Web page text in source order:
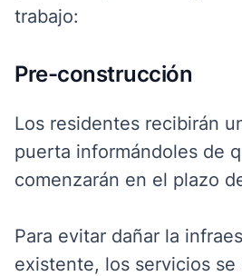
trabajo:
Pre-construcción
Los residentes recibirán
puerta informándoles de
comenzarán en el plazo
Para evitar dañar la
existente, los servicios se